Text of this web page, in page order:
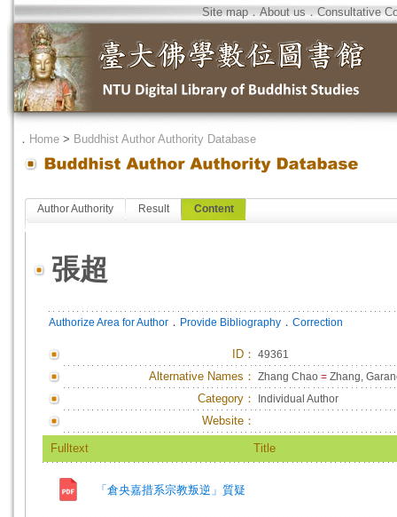
Site map．About us．Consultative
． Home > Buddhist Author Authority Database
Author Authority Result Content
張超
Authorize Area for Author ． Provide Bibliography ． Correction
ID ： 49361
Alternative Names： Zhang Chao = Zhang,
Category： Individual Author
Website：
Fulltext Title
「倉央嘉措系宗教叛逆」質疑